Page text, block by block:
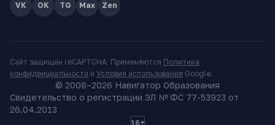
VK OK TG Max Zen
Сайт защищён reCAPTCHA. Применяются Политика
конфиденциальности и Условия использования Google.
© 2008–2026 Навигатор Образования
Свидетельство о регистрации ЭЛ № ФС 77-53923 от
26.04.2013
16+